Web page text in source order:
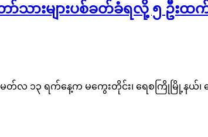
သားများပစ်ခတ်ခံရလို့ ၅ ဦး
မှ မတ်လ ၁၃ ရက်နေ့က မကွေးတိုင်း၊ ရေစကြိုမြို့